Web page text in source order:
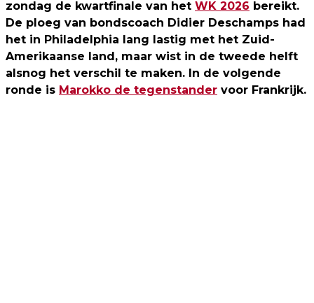
zondag de kwartfinale van het WK 2026 bereikt.
De ploeg van bondscoach Didier Deschamps had
het in Philadelphia lang lastig met het Zuid-
Amerikaanse land, maar wist in de tweede helft
alsnog het verschil te maken. In de volgende
ronde is Marokko de tegenstander voor Frankrijk.